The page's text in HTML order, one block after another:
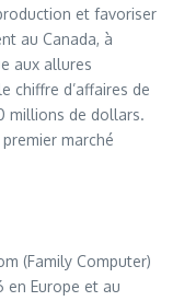
et favoriser
au Canada, à
aux allures
chiffre d’affaires de
millions de dollars.
marché
(Family Computer)
en Europe et au